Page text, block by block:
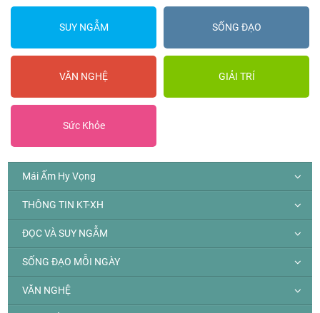
SUY NGẪM SỐNG ĐẠO
VĂN NGHỆ GIẢI TRÍ
Sức Khỏe
Mái Ấm Hy Vọng
THÔNG TIN KT-XH
ĐỌC VÀ SUY NGẪM
SỐNG ĐẠO MỖI NGÀY
VĂN NGHỆ